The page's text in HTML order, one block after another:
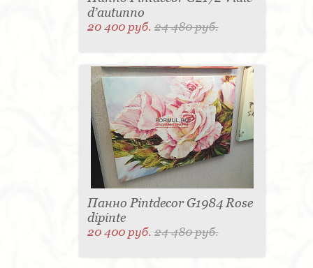
d’autunno
20 400 руб.24 480 руб.
Панно Pintdecor G1984 Rose
dipinte
20 400 руб.24 480 руб.